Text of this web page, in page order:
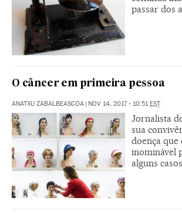
passar dos
​O câncer em primeira pessoa
ANATXU ZABALBEASCOA | NOV 14, 2017 - 10:51EST
Jornalista
sua
doença que
inominável
alguns